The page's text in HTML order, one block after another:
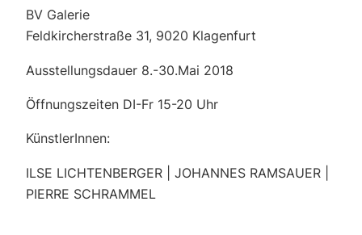
BV Galerie
Feldkircherstraße 31, 9020 Klagenfurt
Ausstellungsdauer 8.-30.Mai 2018
Öffnungszeiten DI-Fr 15-20 Uhr
KünstlerInnen:
ILSE LICHTENBERGER | JOHANNES RAMSAUER |
PIERRE SCHRAMMEL